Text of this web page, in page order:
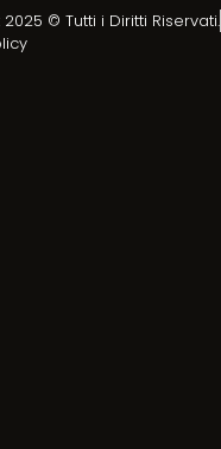
© Tutti i Diritti Riservati.